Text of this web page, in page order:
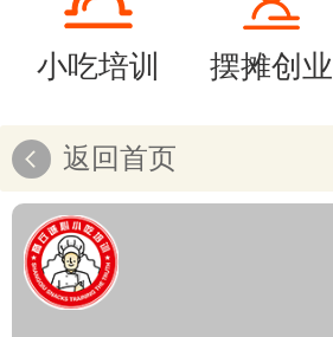
小吃培训 摆摊创业
返回首页